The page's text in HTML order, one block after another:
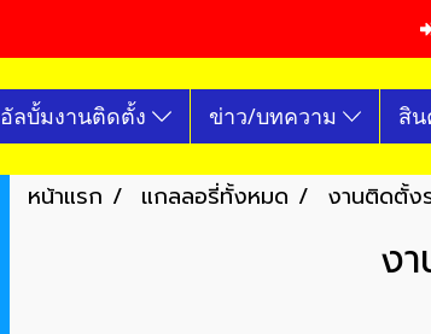
อัลบั้มงานติดตั้ง ข่าว/บทความ สิ
หน้าแรก แกลลอรี่ทั้งหมด งานติดตั้ง
ง